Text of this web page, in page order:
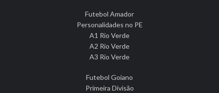
Futebol Amador
Personalidades no PE
A1 Rio Verde
A2 Rio Verde
A3 Rio Verde
Futebol Goiano
Primeira Divisão